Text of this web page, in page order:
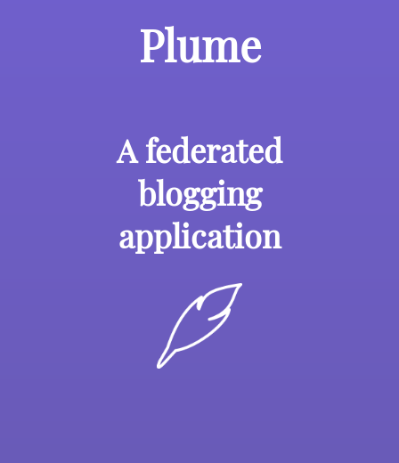
Plume
A federated
blogging
application